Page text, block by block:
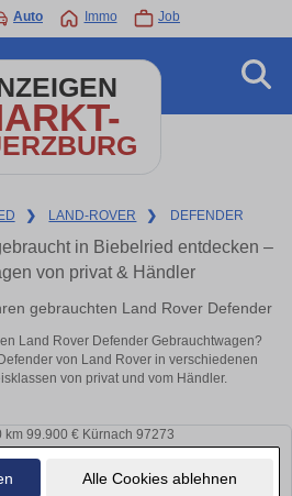
Alle Cookies ablehnen
Auto Immo Job
❯ LAND-ROVER ❯ DEFENDER
in Biebelried entdecken –
von privat & Händler
gebrauchten Land Rover Defender
Land Rover Defender Gebrauchtwagen?
von Land Rover in verschiedenen
von privat und vom Händler.